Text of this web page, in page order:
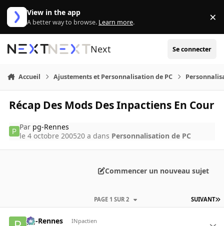
Aller au contenu
View in the app
A better way to browse. Learn more. ×
Next Se connecter
Accueil Ajustements et Personnalisation de PC
Récap Des Mods Des Inpactiens En Cour
Par pg-Rennes
le 4 octobre 200520 a dans Personnalisation de PC
Commencer un nouveau sujet
SUIVANT
PAGE 1 SUR 2
pg-Rennes INpactien